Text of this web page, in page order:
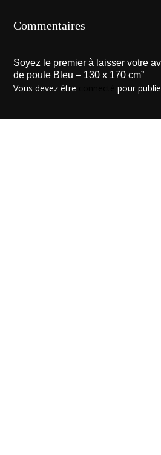
Commentaires
Soyez le premier à laisser votre
de poule Bleu – 130 x 170 cm”
Vous devez être pour